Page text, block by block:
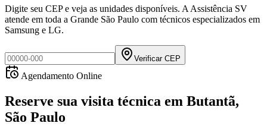
Digite seu CEP e veja as unidades disponíveis. A Assistência SV
atende em toda a Grande São Paulo com técnicos especializados em
Samsung e LG.
Verificar CEP
Agendamento Online
Reserve sua visita técnica em Butantã,
São Paulo